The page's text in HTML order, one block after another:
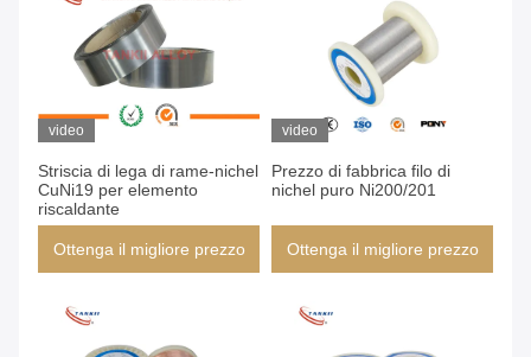
video
Striscia di lega di rame-nichel
CuNi19 per elemento
riscaldante
Ottenga il migliore prezzo
video
Prezzo di fabbrica filo di
nichel puro Ni200/201
Ottenga il migliore prezzo